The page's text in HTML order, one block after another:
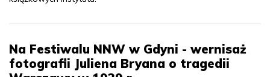
Na Festiwalu NNW w Gdyni - wernisaż
fotografii Juliena Bryana o tragedii